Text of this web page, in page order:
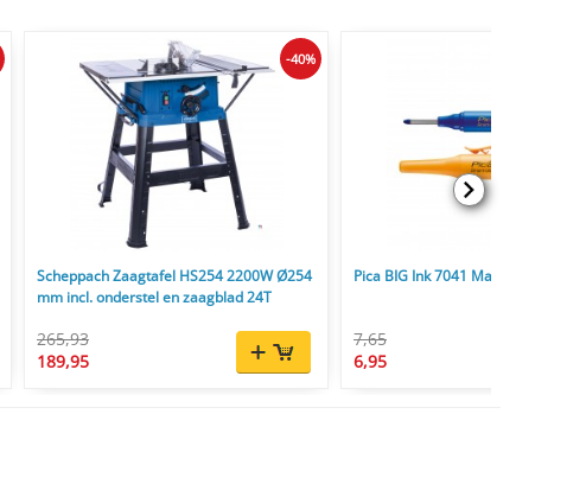
Scheppach Zaagtafel HS254 2200W Ø254
mm incl. onderstel en zaagblad 24T
265,93
189,95
-40%
Pica BIG Ink 7041 Markeerstift XL
7,65
6,95